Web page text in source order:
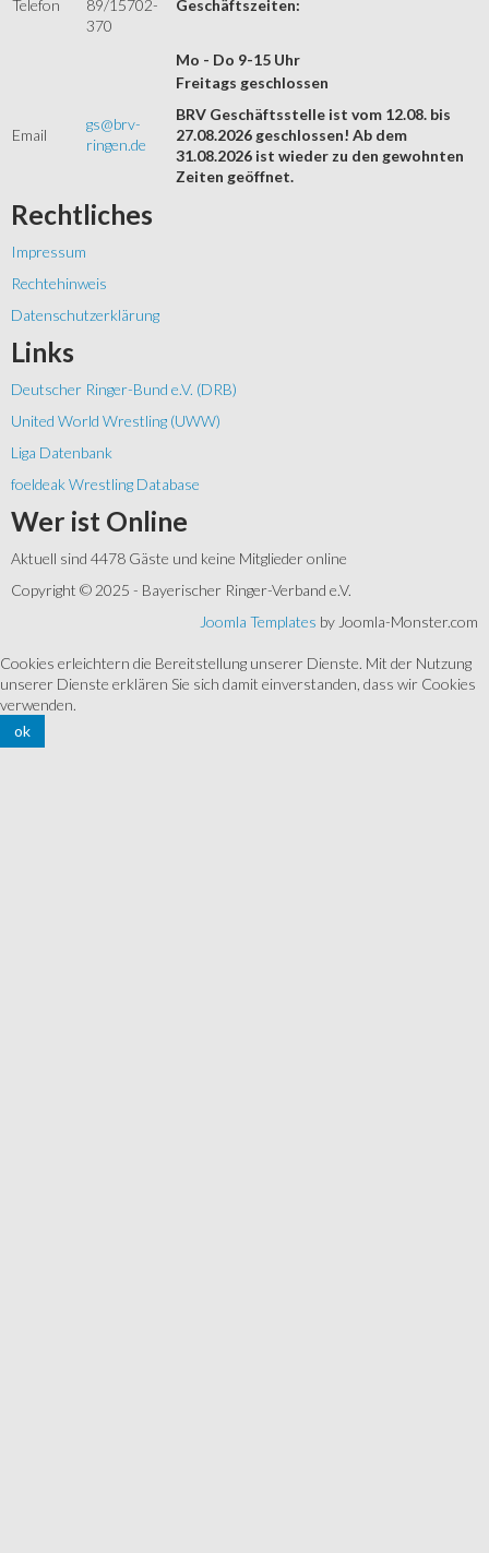
Telefon
89/15702-
370
Geschäftszeiten:
Mo - Do 9-15 Uhr
Email
gs@brv-
ringen.de
Freitags geschlossen
BRV Geschäftsstelle ist vom 12.08. bis
27.08.2026 geschlossen! Ab dem
31.08.2026 ist wieder zu den gewohnten
Zeiten geöffnet.
Rechtliches
Impressum
Rechtehinweis
Datenschutzerklärung
Links
Deutscher Ringer-Bund e.V. (DRB)
United World Wrestling (UWW)
Liga Datenbank
foeldeak Wrestling Database
Wer ist Online
Aktuell sind 4478 Gäste und keine Mitglieder online
Copyright © 2025 - Bayerischer Ringer-Verband e.V.
Joomla Templates by Joomla-Monster.com
Cookies erleichtern die Bereitstellung unserer Dienste. Mit der Nutzung
unserer Dienste erklären Sie sich damit einverstanden, dass wir Cookies
verwenden.
ok